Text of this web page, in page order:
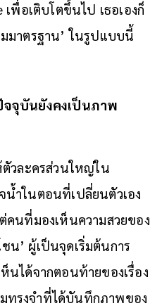
พื่อเติบโตขึ้นไป เธอเองก็
มาตรฐาน’ ในรูปแบบนี้
จุบันยังคงเป็นภาพ
ตัวละครส่วนใหญ่ใน
น้ำในตอนที่เปลี่ยนตัวเอง
คนที่มองเห็นความสวยของ
น’ ผู้เป็นจุดเริ่มต้นการ
นได้จากตอนท้ายของเรื่อง
ทรงจำที่ได้บันทึกภาพของ